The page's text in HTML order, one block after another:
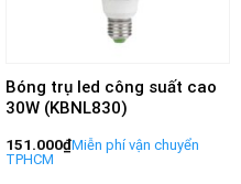
Bóng trụ led công suất cao
30W (KBNL830)
151.000₫